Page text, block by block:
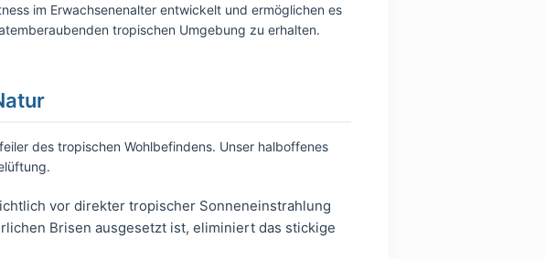
im Erwachsenenalter entwickelt und ermöglichen es
tropischen Umgebung zu erhalten.
des tropischen Wohlbefindens. Unser halboffenes
vor direkter tropischer Sonneneinstrahlung
Brisen ausgesetzt ist, eliminiert das stickige